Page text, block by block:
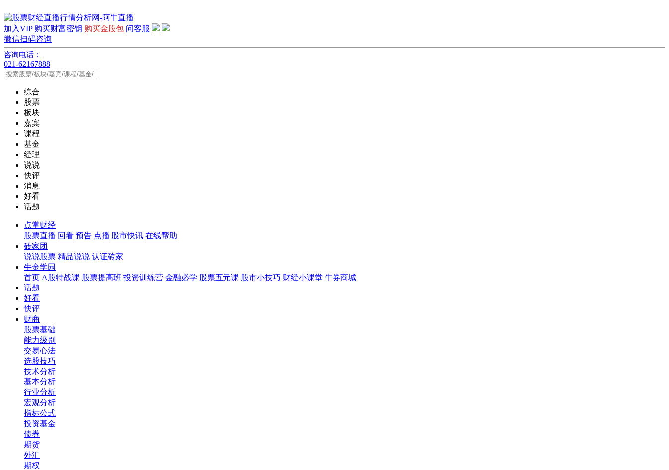
加入VIP 购买财富密钥 购买金股包 问客服
微信扫码咨询
咨询电话：
021-62167888
综合
股票
板块
嘉宾
课程
基金
经理
说说
快评
消息
好看
话题
点掌财经
股票直播 回看 预告 点播 股市快讯 在线帮助
砖家团
说说股票 精品说说 认证砖家
牛金学园
首页 A股特战课 股票提高班 投资训练营 金融必学 股票五元课 股市小技巧 财经小课堂 牛券商城
话题
好看
快评
财商
股票基础
能力级别
交易心法
选股技巧
技术分析
基本分析
行业分析
宏观分析
指标公式
投资基金
债券
期货
外汇
期权